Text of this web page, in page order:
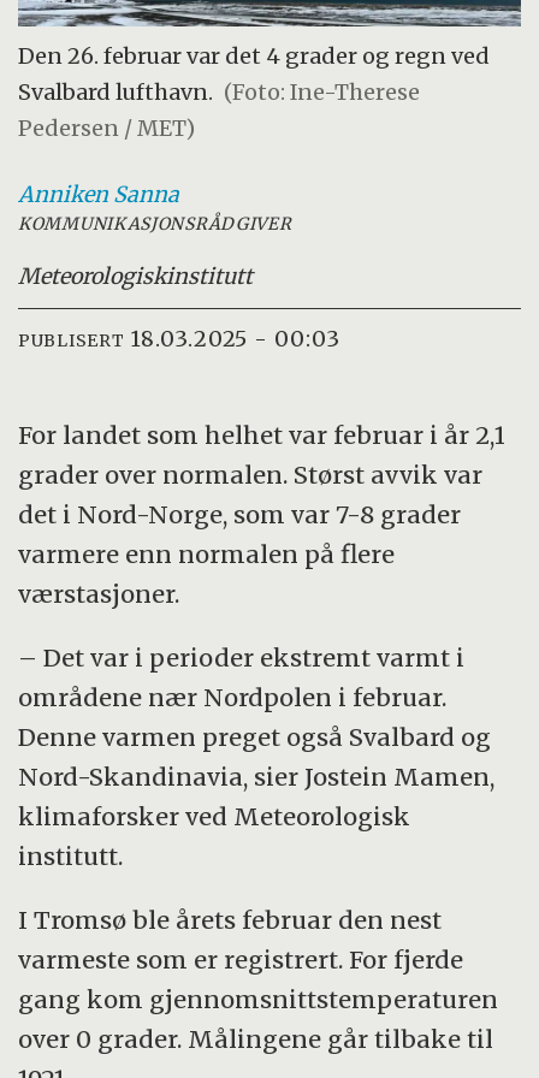
Den 26. februar var det 4 grader og regn ved
Svalbard lufthavn. (Foto: Ine-Therese
Pedersen / MET)
Anniken Sanna
KOMMUNIKASJONSRÅDGIVER
Meteorologiskinstitutt
PUBLISERT 18.03.2025 - 00:03
For landet som helhet var februar i år 2,1
grader over normalen. Størst avvik var
det i Nord-Norge, som var 7-8 grader
varmere enn normalen på flere
værstasjoner.
– Det var i perioder ekstremt varmt i
områdene nær Nordpolen i februar.
Denne varmen preget også Svalbard og
Nord-Skandinavia, sier Jostein Mamen,
klimaforsker ved Meteorologisk
institutt.
I Tromsø ble årets februar den nest
varmeste som er registrert. For fjerde
gang kom gjennomsnittstemperaturen
over 0 grader. Målingene går tilbake til